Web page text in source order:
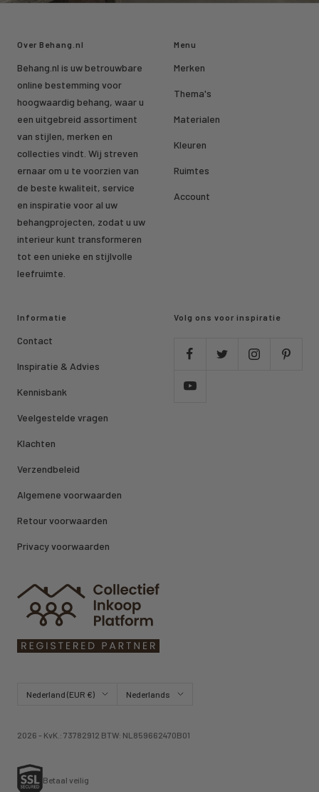
Over Behang.nl
Behang.nl is uw betrouwbare
online bestemming voor
hoogwaardig behang, waar u
een uitgebreid assortiment
van stijlen, merken en
collecties vindt. Wij streven
ernaar om u te voorzien van
de beste kwaliteit, service
en inspiratie voor al uw
behangprojecten, zodat u uw
interieur kunt transformeren
tot een unieke en stijlvolle
leefruimte.
Menu
Merken
Thema's
Materialen
Kleuren
Ruimtes
Account
Informatie
Contact
Inspiratie & Advies
Kennisbank
Veelgestelde vragen
Klachten
Verzendbeleid
Algemene voorwaarden
Retour voorwaarden
Privacy voorwaarden
Volg ons voor inspiratie
Land/regio Nederland (EUR €) TaalNederlands
2026 - KvK.: 73782912 BTW: NL859662470B01
Betaal veilig